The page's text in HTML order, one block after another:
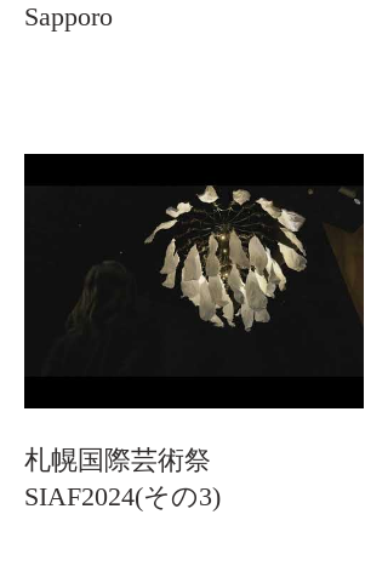
Sapporo
札幌国際芸術祭
SIAF2024(その3)